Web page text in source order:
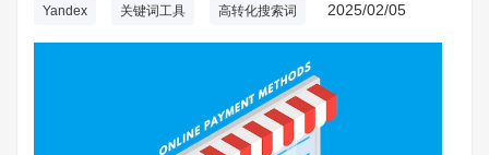
人，还是喜欢亲子露营的家庭。
Yandex 关键词工具 高转化搜索词 2025/02/05